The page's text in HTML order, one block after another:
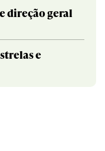
direção geral
e